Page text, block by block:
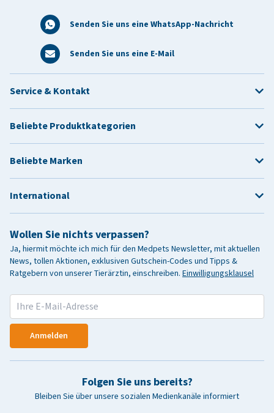
Senden Sie uns eine WhatsApp-Nachricht
Senden Sie uns eine E-Mail
Wollen Sie nichts verpassen?
Ja, hiermit möchte ich mich für den Medpets Newsletter, mit aktuellen
News, tollen Aktionen, exklusiven Gutschein-Codes und Tipps &
Ratgebern von unserer Tierärztin, einschreiben. Einwilligungsklausel
Anmelden
Folgen Sie uns bereits?
Bleiben Sie über unsere sozialen Medienkanäle informiert
Service & Kontakt
Beliebte Produktkategorien
Beliebte Marken
International